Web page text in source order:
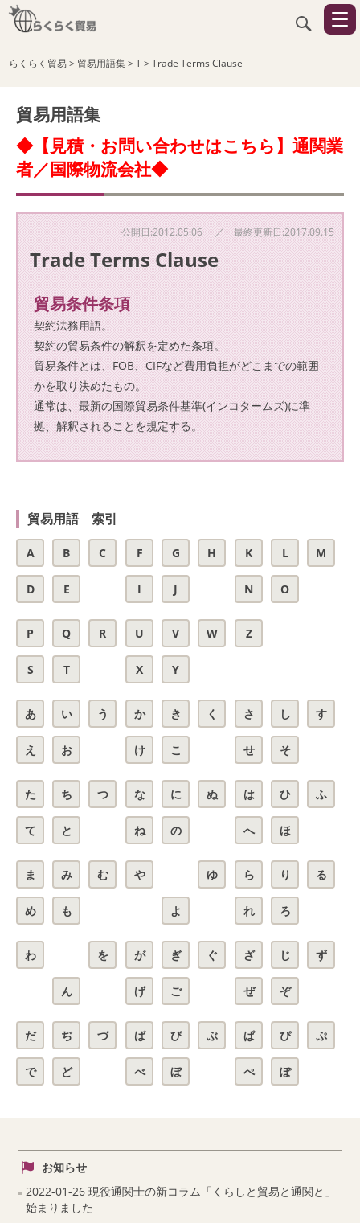
らくらく貿易> 貿易用語集>T>Trade Terms Clause
貿易用語集
◆【見積・お問い合わせはこちら】通関業
者／国際物流会社◆
公開日:2012.05.06 ／ 最終更新日:2017.09.15
Trade Terms Clause
貿易条件条項
契約法務用語。
契約の貿易条件の解釈を定めた条項。
貿易条件とは、FOB、CIFなど費用負担がどこまでの範囲
かを取り決めたもの。
通常は、最新の国際貿易条件基準(インコタームズ)に準
拠、解釈されることを規定する。
貿易用語 索引
A B C
D E
F G H
I J
K L M
N O
P Q R
S T
U V W
X Y
Z
あ い う
え お
か き く
け こ
さ し す
せ そ
た ち つ
て と
な に ぬ
ね の
は ひ ふ
へ ほ
ま み む
め も
や ゆ
よ
ら り る
れ ろ
わ を
ん
が ぎ ぐ
げ ご
ざ じ ず
ぜ ぞ
だ ぢ づ
で ど
ば び ぶ
べ ぼ
ぱ ぴ ぷ
ぺ ぽ
お知らせ
2022-01-26 現役通関士の新コラム「くらしと貿易と通関と」
始まりました